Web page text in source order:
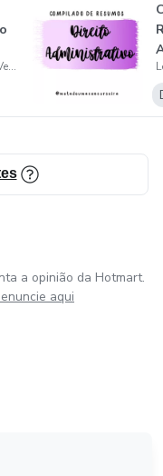
Leticia Bezerra Lima Verde
a opinião da Hotmart.
aqui